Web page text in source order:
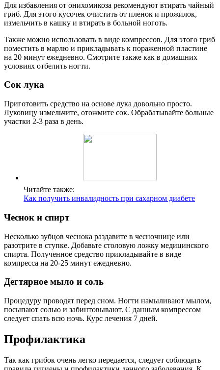
Для избавления от онихомикоза рекомендуют втирать чайный
гриб. Для этого кусочек очистить от пленок и прожилок,
измельчить в кашку и втирать в больной ноготь.
Также можно использовать в виде компрессов. Для этого гриб
поместить в марлю и прикладывать к пораженной пластине
на 20 минут ежедневно. Смотрите также как в домашних
условиях отбелить ногти.
Сок лука
Приготовить средство на основе лука довольно просто.
Луковицу измельчите, отожмите сок. Обрабатывайте больные
участки 2-3 раза в день.
Читайте также:
Как получить инвалидность при сахарном диабете
Чеснок и спирт
Несколько зубцов чеснока раздавите в чесночнице или
разотрите в ступке. Добавьте столовую ложку медицинского
спирта. Полученное средство прикладывайте в виде
компресса на 20-25 минут ежедневно.
Дегтярное мыло и соль
Процедуру проводят перед сном. Ногти намыливают мылом,
посыпают солью и забинтовывают. С данным компрессом
следует спать всю ночь. Курс лечения 7 дней.
Профилактика
Так как грибок очень легко передается, следует соблюдать